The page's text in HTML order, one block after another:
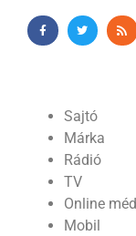
Sajtó
Márka
Rádió
TV
Online
Mobil